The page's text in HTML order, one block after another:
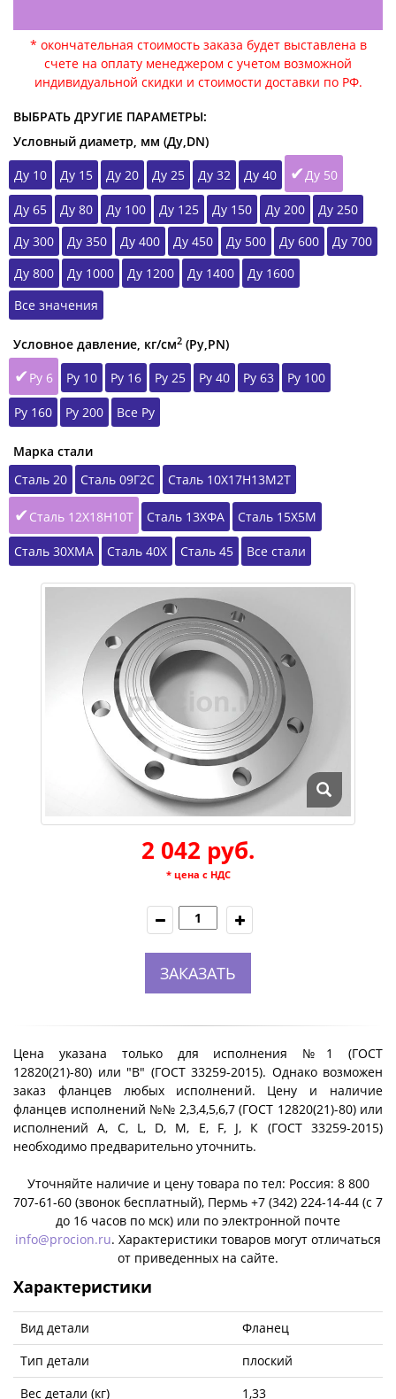
* окончательная стоимость заказа будет выставлена в
счете на оплату менеджером с учетом возможной
индивидуальной скидки и стоимости доставки по РФ.
ВЫБРАТЬ ДРУГИЕ ПАРАМЕТРЫ:
Условный диаметр, мм (Ду,DN)
Ду 10
Ду 15 Ду 20 Ду 25 Ду 32 Ду 40 Ду 50
Ду 65 Ду 80 Ду 100 Ду 125 Ду 150 Ду 200
Ду 250
Ду 300
Ду 350 Ду 400 Ду 450 Ду 500 Ду 600
Ду 700
Ду 800
Ду 1000 Ду 1200 Ду 1400
Ду 1600
Все значения
Условное давление, кг/см2 (Ру,РN)
Ру 6
Ру 10 Ру 16 Ру 25 Ру 40 Ру 63 Ру 100
Ру 160 Ру 200 Все Ру
Марка стали
Сталь 20
Сталь 09Г2С Сталь 10Х17Н13М2Т
Сталь 12Х18Н10Т Сталь 13ХФА Сталь 15Х5М
Сталь 30ХМА Сталь 40Х Сталь 45 Все стали
2 042 руб.
* цена с НДС
ЗАКАЗАТЬ
Цена указана только для исполнения №1 (ГОСТ
12820(21)-80) или "B" (ГОСТ 33259-2015). Однако возможен
заказ фланцев любых исполнений. Цену и наличие
фланцев исполнений №№ 2,3,4,5,6,7 (ГОСТ 12820(21)-80) или
исполнений A, C, L, D, M, E, F, J, К (ГОСТ 33259-2015)
необходимо предварительно уточнить.
Уточняйте наличие и цену товара по тел: Россия: 8 800
707-61-60 (звонок бесплатный), Пермь +7 (342) 224-14-44 (c 7
до 16 часов по мск) или по электронной почте
info@procion.ru. Характеристики товаров могут отличаться
от приведенных на сайте.
Характеристики
Вид детали
Фланец
Тип детали
плоский
Вес детали (кг)
1,33